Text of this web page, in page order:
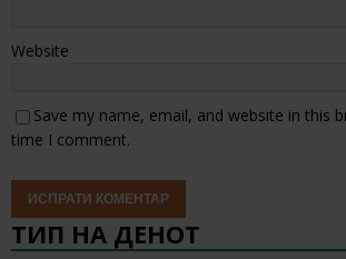
Website
Save my name, email, and website in this
time I comment.
ТИП НА ДЕНОТ